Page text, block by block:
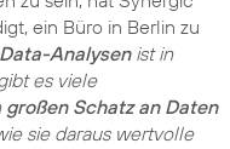
ein Büro in Berlin zu
Analysenist in
es viele
großen Schatz an Daten
sie daraus wertvolle